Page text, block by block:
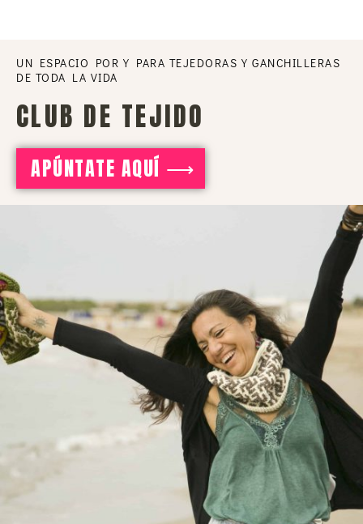
UN ESPACIO POR Y PARA TEJEDORAS Y GANCHILLERAS
DE TODA LA VIDA
CLUB DE TEJIDO
APÚNTATE AQUÍ ⟶